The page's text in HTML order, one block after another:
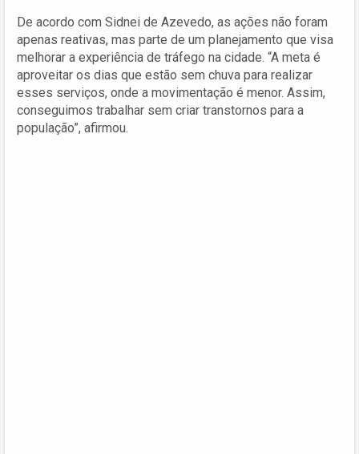
De acordo com Sidnei de Azevedo, as ações não foram
apenas reativas, mas parte de um planejamento que visa
melhorar a experiência de tráfego na cidade. “A meta é
aproveitar os dias que estão sem chuva para realizar
esses serviços, onde a movimentação é menor. Assim,
conseguimos trabalhar sem criar transtornos para a
população”, afirmou.